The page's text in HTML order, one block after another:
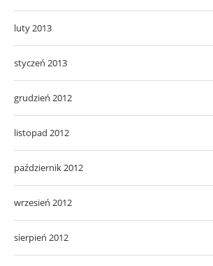
luty 2013
styczeń 2013
grudzień 2012
listopad 2012
październik 2012
wrzesień 2012
sierpień 2012